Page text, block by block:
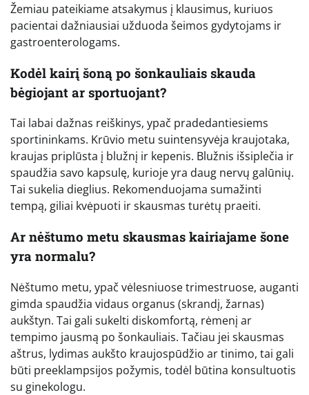
Žemiau pateikiame atsakymus į klausimus, kuriuos
pacientai dažniausiai užduoda šeimos gydytojams ir
gastroenterologams.
Kodėl kairį šoną po šonkauliais skauda
bėgiojant ar sportuojant?
Tai labai dažnas reiškinys, ypač pradedantiesiems
sportininkams. Krūvio metu suintensyvėja kraujotaka,
kraujas priplūsta į blužnį ir kepenis. Blužnis išsiplečia ir
spaudžia savo kapsulę, kurioje yra daug nervų galūnių.
Tai sukelia dieglius. Rekomenduojama sumažinti
tempą, giliai kvėpuoti ir skausmas turėtų praeiti.
Ar nėštumo metu skausmas kairiajame šone
yra normalu?
Nėštumo metu, ypač vėlesniuose trimestruose, auganti
gimda spaudžia vidaus organus (skrandį, žarnas)
aukštyn. Tai gali sukelti diskomfortą, rėmenį ar
tempimo jausmą po šonkauliais. Tačiau jei skausmas
aštrus, lydimas aukšto kraujospūdžio ar tinimo, tai gali
būti preeklampsijos požymis, todėl būtina konsultuotis
su ginekologu.